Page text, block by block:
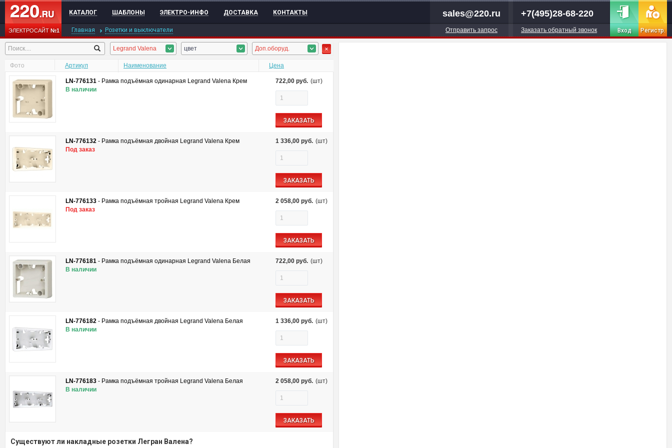
ЭЛЕКТРОСАЙТ№1
КАТАЛОГ ШАБЛОНЫ ЭЛЕКТРО-ИНФО ДОСТАВКА КОНТАКТЫ sales@220.ru
Отправить запрос
+7(495)28-68-220
Заказать обратный звонок Вход Регистр.
Главная Розетки и выключатели
Legrand Valena цвет Доп.оборуд.
Фото Артикул Наименование Цена
LN-776131 - Рамка подъёмная одинарная Legrand Valena Крем
В наличии
722,00 руб. (шт)
ЗАКАЗАТЬ
LN-776132 - Рамка подъёмная двойная Legrand Valena Крем
Под заказ
1 336,00 руб. (шт)
ЗАКАЗАТЬ
LN-776133 - Рамка подъёмная тройная Legrand Valena Крем
Под заказ
2 058,00 руб. (шт)
ЗАКАЗАТЬ
LN-776181 - Рамка подъёмная одинарная Legrand Valena Белая
В наличии
722,00 руб. (шт)
ЗАКАЗАТЬ
LN-776182 - Рамка подъёмная двойная Legrand Valena Белая
В наличии
1 336,00 руб. (шт)
ЗАКАЗАТЬ
LN-776183 - Рамка подъёмная тройная Legrand Valena Белая
В наличии
2 058,00 руб. (шт)
ЗАКАЗАТЬ
Существуют ли накладные розетки Легран Валена?